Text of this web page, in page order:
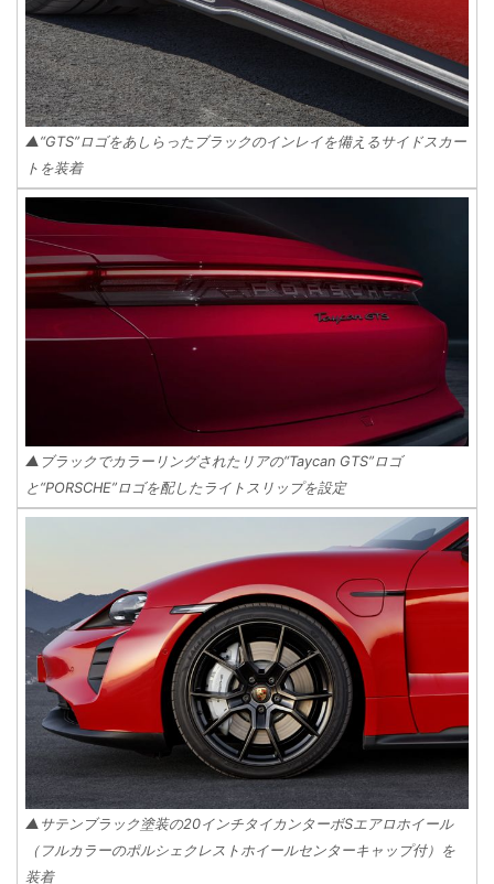
▲“GTS”ロゴをあしらったブラックのインレイを備えるサイドスカー
トを装着
▲ブラックでカラーリングされたリアの“Taycan GTS”ロゴ
と“PORSCHE”ロゴを配したライトスリップを設定
▲サテンブラック塗装の20インチタイカンターボSエアロホイール
（フルカラーのポルシェクレストホイールセンターキャップ付）を
装着